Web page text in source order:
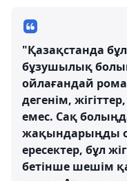
"Қазақстанда
бұзушылық
ойлағандай
дегенім,
емес. Сақ
жақындарыңды
ересектер, бұл
бетінше шешім